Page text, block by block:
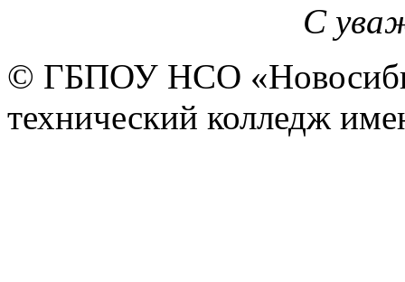
С
© ГБПОУ НСО
технический колледж